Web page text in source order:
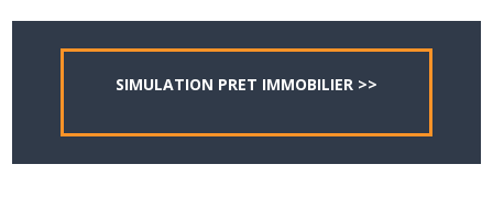
SIMULATION PRET IMMOBILIER >>